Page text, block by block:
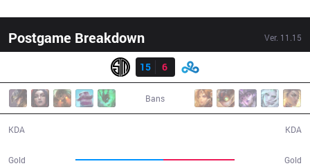
Postgame Breakdown Ver. 11.15
15
6
Bans
KDA
Gold Gold
KDA